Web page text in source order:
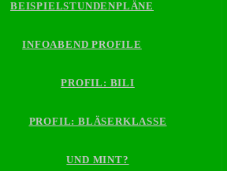
BEISPIELSTUNDENPLÄNE
INFOABEND PROFILE
PROFIL: BILI
PROFIL: BLÄSERKLASSE
UND MINT?